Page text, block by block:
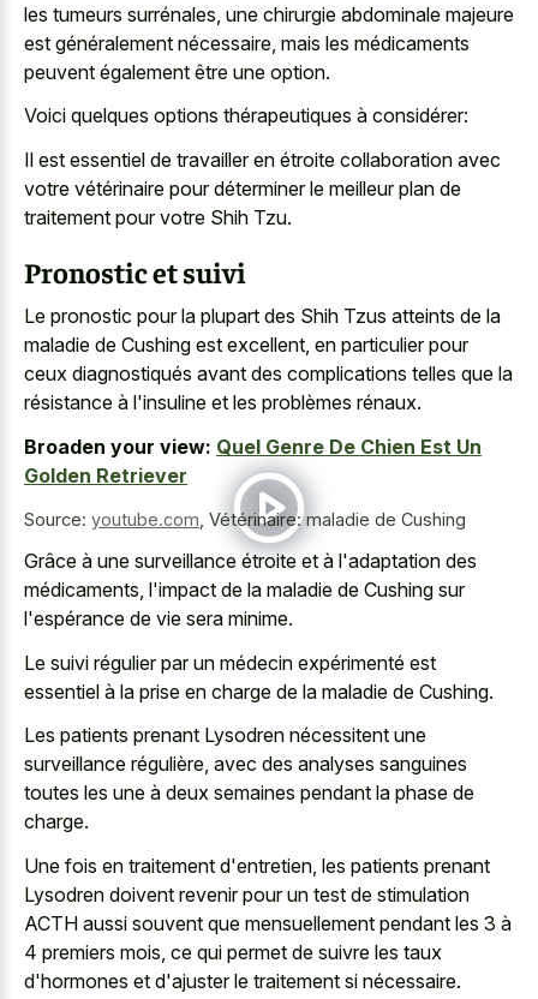
les tumeurs surrénales, une chirurgie abdominale majeure
est généralement nécessaire, mais les médicaments
peuvent également être une option.
Voici quelques options thérapeutiques à considérer:
Il est essentiel de travailler en étroite collaboration avec
votre vétérinaire pour déterminer le meilleur plan de
traitement pour votre Shih Tzu.
Pronostic et suivi
Le pronostic pour la plupart des Shih Tzus atteints de la
maladie de Cushing est excellent, en particulier pour
ceux diagnostiqués avant des complications telles que la
résistance à l'insuline et les problèmes rénaux.
Broaden your view: Quel Genre De Chien Est Un
Golden Retriever
Source: youtube.com Vétérinaire: maladie de Cushing
Grâce à une surveillance étroite et à l'adaptation des
médicaments, l'impact de la maladie de Cushing sur
l'espérance de vie sera minime.
Le suivi régulier par un médecin expérimenté est
essentiel à la prise en charge de la maladie de Cushing.
Les patients prenant Lysodren nécessitent une
surveillance régulière, avec des analyses sanguines
toutes les une à deux semaines pendant la phase de
charge.
Une fois en traitement d'entretien, les patients prenant
Lysodren doivent revenir pour un test de stimulation
ACTH aussi souvent que mensuellement pendant les 3 à
4 premiers mois, ce qui permet de suivre les taux
d'hormones et d'ajuster le traitement si nécessaire.